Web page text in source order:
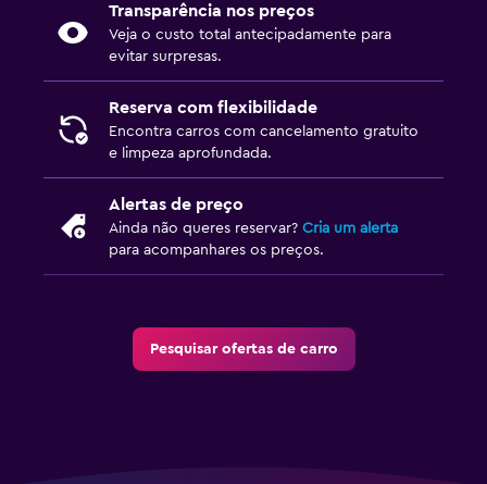
Transparência nos preços
Veja o custo total antecipadamente para
evitar surpresas.
Reserva com flexibilidade
Encontra carros com cancelamento gratuito
e limpeza aprofundada.
Alertas de preço
Ainda não queres reservar? Cria um alerta
para acompanhares os preços.
Pesquisar ofertas de carro